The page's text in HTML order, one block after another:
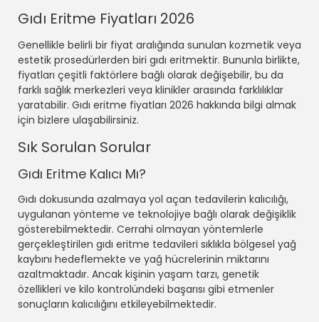
Gıdı Eritme Fiyatları 2026
Genellikle belirli bir fiyat aralığında sunulan kozmetik veya
estetik prosedürlerden biri gıdı eritmektir. Bununla birlikte,
fiyatları çeşitli faktörlere bağlı olarak değişebilir, bu da
farklı sağlık merkezleri veya klinikler arasında farklılıklar
yaratabilir. Gıdı eritme fiyatları 2026 hakkında bilgi almak
için bizlere ulaşabilirsiniz.
Sık Sorulan Sorular
Gıdı Eritme Kalıcı Mı?
Gıdı dokusunda azalmaya yol açan tedavilerin kalıcılığı,
uygulanan yönteme ve teknolojiye bağlı olarak değişiklik
gösterebilmektedir. Cerrahi olmayan yöntemlerle
gerçekleştirilen gıdı eritme tedavileri sıklıkla bölgesel yağ
kaybını hedeflemekte ve yağ hücrelerinin miktarını
azaltmaktadır. Ancak kişinin yaşam tarzı, genetik
özellikleri ve kilo kontrolündeki başarısı gibi etmenler
sonuçların kalıcılığını etkileyebilmektedir.